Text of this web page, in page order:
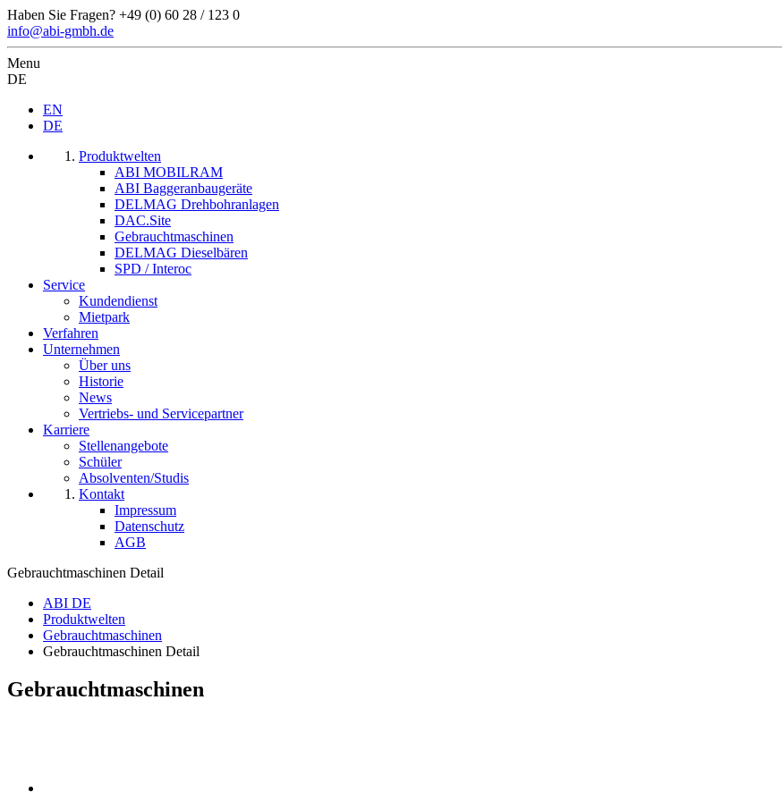
Haben Sie Fragen? +49 (0) 60 28 / 123 0
info@abi-gmbh.de
Menu
DE
EN
DE
Produktwelten
ABI MOBILRAM
ABI Baggeranbaugeräte
DELMAG Drehbohranlagen
DAC.Site
Gebrauchtmaschinen
DELMAG Dieselbären
SPD / Interoc
Service
Kundendienst
Mietpark
Verfahren
Unternehmen
Über uns
Historie
News
Vertriebs- und Servicepartner
Karriere
Stellenangebote
Schüler
Absolventen/Studis
Kontakt
Impressum
Datenschutz
AGB
Gebrauchtmaschinen Detail
ABI DE
Produktwelten
Gebrauchtmaschinen
Gebrauchtmaschinen Detail
Gebrauchtmaschinen